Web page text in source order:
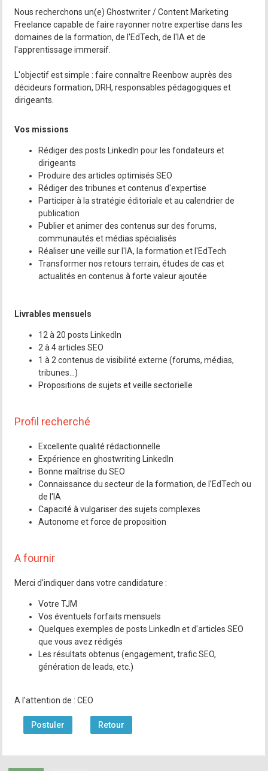
Nous recherchons un(e) Ghostwriter / Content Marketing
Freelance capable de faire rayonner notre expertise dans les
domaines de la formation, de l'EdTech, de l'IA et de
l'apprentissage immersif.
L'objectif est simple : faire connaître Reenbow auprès des
décideurs formation, DRH, responsables pédagogiques et
dirigeants.
Vos missions
Rédiger des posts LinkedIn pour les fondateurs et
dirigeants
Produire des articles optimisés SEO
Rédiger des tribunes et contenus d'expertise
Participer à la stratégie éditoriale et au calendrier de
publication
Publier et animer des contenus sur des forums,
communautés et médias spécialisés
Réaliser une veille sur l'IA, la formation et l'EdTech
Transformer nos retours terrain, études de cas et
actualités en contenus à forte valeur ajoutée
Livrables mensuels
12 à 20 posts LinkedIn
2 à 4 articles SEO
1 à 2 contenus de visibilité externe (forums, médias,
tribunes...)
Propositions de sujets et veille sectorielle
Profil recherché
Excellente qualité rédactionnelle
Expérience en ghostwriting LinkedIn
Bonne maîtrise du SEO
Connaissance du secteur de la formation, de l'EdTech ou
de l'IA
Capacité à vulgariser des sujets complexes
Autonome et force de proposition
A fournir
Merci d'indiquer dans votre candidature :
Votre TJM
Vos éventuels forfaits mensuels
Quelques exemples de posts LinkedIn et d'articles SEO
que vous avez rédigés
Les résultats obtenus (engagement, trafic SEO,
génération de leads, etc.)
A l'attention de : CEO
Postuler Retour